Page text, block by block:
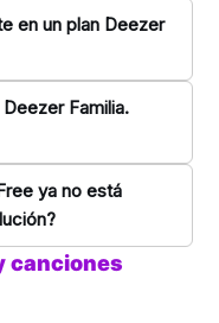
en un plan Deezer
Familia.
ya no está
canciones